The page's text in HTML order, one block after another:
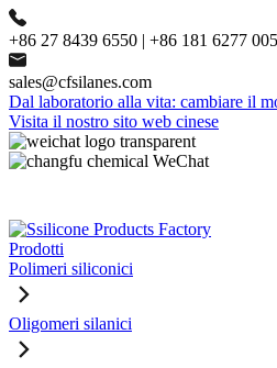
+86 27 8439 6550 | +86 181 6277
sales@cfsilanes.com
Dal laboratorio alla vita: cambiare il
Visita il nostro sito web cinese
Prodotti
Polimeri siliconici
Oligomeri silanici